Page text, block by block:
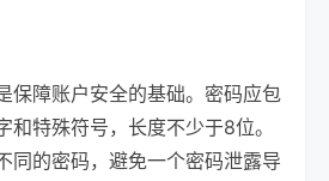
保障账户安全的基础。密码应包
和特殊符号，长度不少于8位。
同的密码，避免一个密码泄露导